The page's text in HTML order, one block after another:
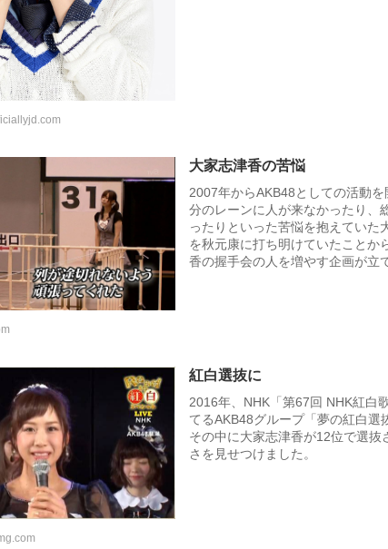
大家志津香の苦悩
2007年からAKB48としての活動
分のレーンに人が来なかったり、
ったりといった苦悩を抱えていた
を秋元康に打ち明けていたことか
香の握手会の人を増やす企画が立
紅白選抜に
2016年、NHK「第67回 NHK紅白
てるAKB48グループ「夢の紅白選
その中に大家志津香が12位で選抜
さを見せつけました。